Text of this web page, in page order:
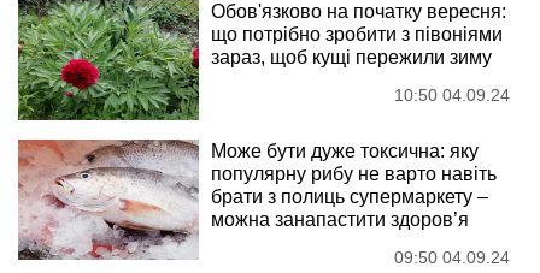
Обов'язково на початку вересня:
що потрібно зробити з півоніями
зараз, щоб кущі пережили зиму
10:50 04.09.24
Може бути дуже токсична: яку
популярну рибу не варто навіть
брати з полиць супермаркету –
можна занапастити здоров’я
09:50 04.09.24